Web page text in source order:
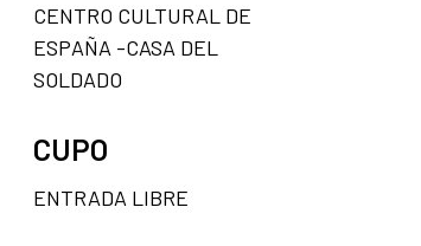
CENTRO CULTURAL DE
ESPAÑA -CASA DEL
SOLDADO
CUPO
ENTRADA LIBRE